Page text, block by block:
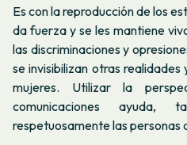
Es con la reproducción de los
da fuerza y se les mantiene
las discriminaciones y
se invisibilizan otras
mujeres. Utilizar la
comunicaciones
respetuosamente las personas